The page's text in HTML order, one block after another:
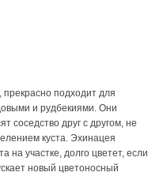
подходит для
и рудбекиями. Они
соседство друг с другом, не
куста. Эхинацея
на участке, долго цветет, если
новый цветоносный